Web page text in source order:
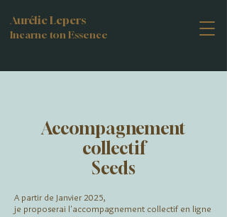
Aurélie Lepers
Incarne ton Essence
Accompagnement
collectif
Seeds
A partir de Janvier 2025,
je proposerai l'accompagnement collectif en ligne